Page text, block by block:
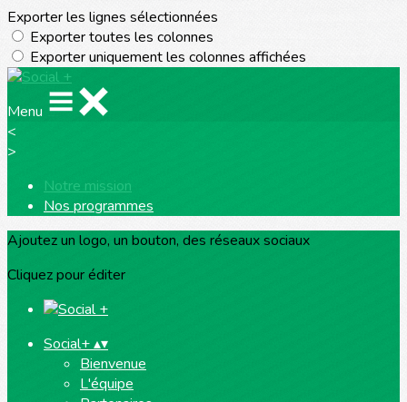
Exporter les lignes sélectionnées
Exporter toutes les colonnes
Exporter uniquement les colonnes affichées
Menu
<
>
Notre mission
Nos programmes
Ajoutez un logo, un bouton, des réseaux sociaux
Cliquez pour éditer
Social+▴▾
Bienvenue
L'équipe